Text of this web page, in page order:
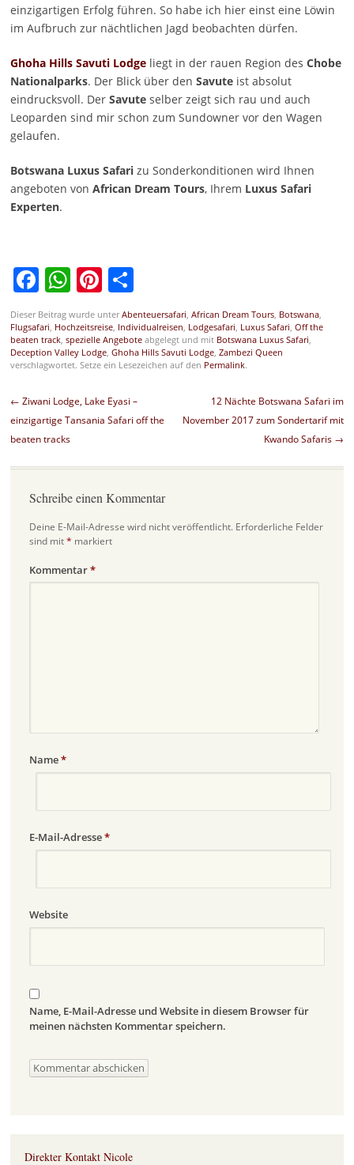
einzigartigen Erfolg führen. So habe ich hier einst eine Löwin
im Aufbruch zur nächtlichen Jagd beobachten dürfen.
Ghoha Hills Savuti Lodgeliegt in der rauen Region des Chobe
Nationalparks. Der Blick über den Savuteist absolut
eindrucksvoll. Der Savuteselber zeigt sich rau und auch
Leoparden sind mir schon zum Sundowner vor den Wagen
gelaufen.
Botswana Luxus Safarizu Sonderkonditionen wird Ihnen
angeboten von African Dream Tours, Ihrem Luxus Safari
Experten.
Facebook
WhatsApp
Pinterest
Teilen
Dieser Beitrag wurde unterAbenteuersafari African Dream Tours, Botswana,
Flugsafari Hochzeitsreise, Individualreisen Lodgesafari Luxus Safari Off the
beaten track, spezielle Angeboteabgelegt und mit Botswana Luxus Safari
Deception Valley Lodge, Ghoha Hills Savuti Lodge, Zambezi Queen
verschlagwortet. Setze ein Lesezeichen auf den Permalink.
Beitragsnavigation
← Ziwani Lodge, Lake Eyasi –
einzigartige Tansania Safari off the
beaten tracks
12 Nächte Botswana Safari im
November 2017 zum Sondertarif mit
Kwando Safaris →
Schreibe einen Kommentar
Deine E-Mail-Adresse wird nicht veröffentlicht. Erforderliche Felder
sind mit* markiert
Kommentar*
Name*
E-Mail-Adresse*
Website
Name, E-Mail-Adresse und Website in diesem Browser für
meinen nächsten Kommentar speichern.
Direkter Kontakt Nicole